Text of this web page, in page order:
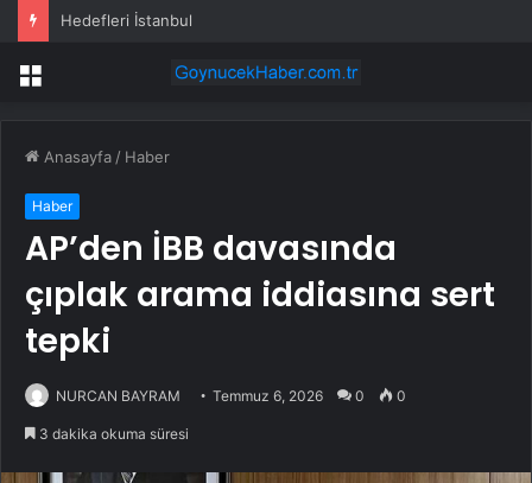
Hedefleri İstanbul
Menü
Anasayfa / Haber
Haber
AP’den İBB davasında
çıplak arama iddiasına sert
tepki
NURCAN BAYRAM Temmuz 6, 2026 0 0
3 dakika okuma süresi